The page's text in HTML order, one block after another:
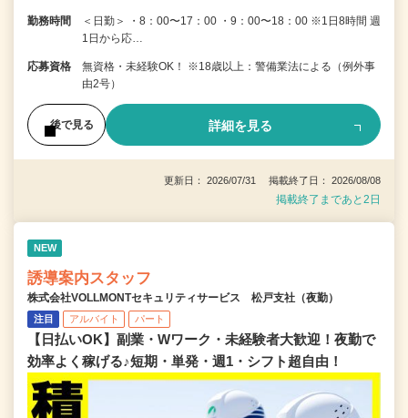
勤務時間
＜日勤＞ ・8：00〜17：00 ・9：00〜18：00 ※1日8時間 週
1日から応…
応募資格
無資格・未経験OK！ ※18歳以上：警備業法による（例外事
由2号）
後で見る 詳細を見る
更新日： 2026/07/31 掲載終了日： 2026/08/08
掲載終了まであと2日
NEW
誘導案内スタッフ
株式会社VOLLMONTセキュリティサービス 松戸支社（夜勤）
注目 アルバイト パート
【日払いOK】副業・Wワーク・未経験者大歓迎！夜勤で
効率よく稼げる♪短期・単発・週1・シフト超自由！